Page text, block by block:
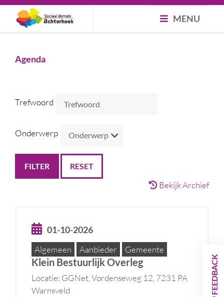
MENU
Agenda
Trefwoord
Onderwerp
RESET
Bekijk Archief
01-10-2026
Algemeen Aanbieder Gemeente
Klein Bestuurlijk Overleg
Locatie: GGNet, Vordenseweg 12, 7231 PA
Warnsveld
FEEDBACK